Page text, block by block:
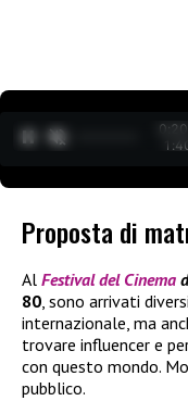
Proposta di
Al Festival del Cinema
80, sono arrivati
internazionale, ma
trovare influencer e
con questo mondo.
pubblico.